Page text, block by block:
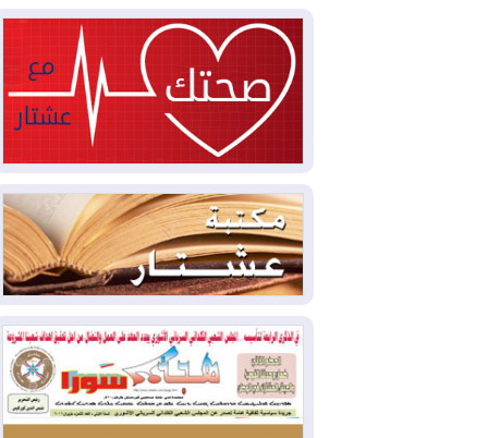
2026-08-05
حرائق فرنسا.. توقيف 402
شخص بينهم 156 قاصرا منذ بداية موسم
الحرائق
2026-08-04
سومو: إنتاج النفط في إقليم
كوردستان انخفض إلى أقل من 10%
2026-08-04ملفات حقبة الكاظمي تعود إلى
الواجهة.. أنباء عن مراجعات قضائية
وتحقيقات أوسع في قضايا فساد
2026-08-04بيترو يشكو تزوير الانتخابات
الرئاسية ويحذر من "حرب أهلية" في
كولومبيا
2026-08-03
رئيس إقليم كوردستان في
دمشق في زيارة رسمية